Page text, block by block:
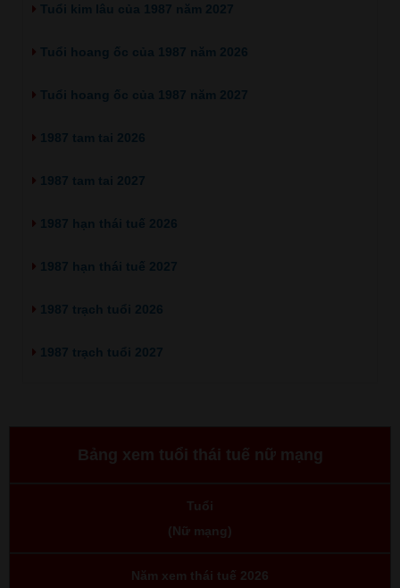
Tuổi kim lâu của 1987 năm 2027
Tuổi hoang ốc của 1987 năm 2026
Tuổi hoang ốc của 1987 năm 2027
1987 tam tai 2026
1987 tam tai 2027
1987 hạn thái tuế 2026
1987 hạn thái tuế 2027
1987 trạch tuổi 2026
1987 trạch tuổi 2027
Bảng xem tuổi thái tuế nữ mạng
Tuổi
(Nữ mạng)
Năm xem thái tuế 2026